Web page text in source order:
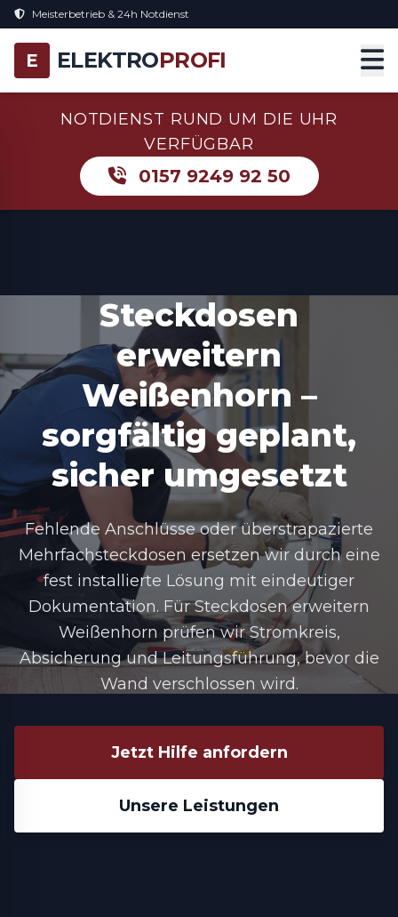
Meisterbetrieb & 24h Notdienst
E ELEKTROPROFI
NOTDIENST RUND UM DIE UHR
VERFÜGBAR
0157 9249 92 50
Steckdosen
erweitern
Weißenhorn –
sorgfältig geplant,
sicher umgesetzt
Fehlende Anschlüsse oder überstrapazierte
Mehrfachsteckdosen ersetzen wir durch eine
fest installierte Lösung mit eindeutiger
Dokumentation. FürSteckdosen erweitern
Weißenhorn prüfen wir Stromkreis,
Absicherung und Leitungsführung, bevor die
Wand verschlossen wird.
Jetzt Hilfe anfordern
Unsere Leistungen